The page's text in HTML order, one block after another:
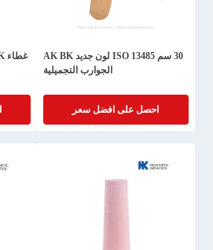
30 سم ISO 13485 لون جديد AK BK
الجوارب التجميلية
احصل على افضل سعر